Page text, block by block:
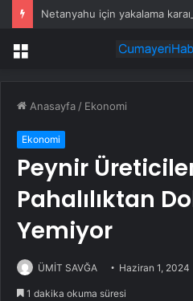
Menü
Anasayfa / Ekonomi
Ekonomi
Peynir
Pahalılıktan
Yemiyor
ÜMİT SAVĞA Haziran 1, 2024
1 dakika okuma süresi